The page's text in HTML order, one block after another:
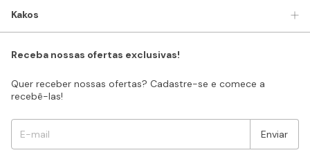
Kakos
Receba nossas ofertas exclusivas!
Quer receber nossas ofertas? Cadastre-se e comece a
recebê-las!